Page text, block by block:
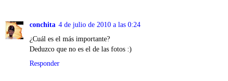
conchita 4 de julio de 2010 a las 0:24
¿Cuál es el más importante?
Deduzco que no es el de las fotos :)
Responder